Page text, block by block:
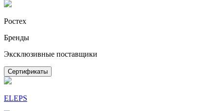
Ростех
Бренды
Эксклюзивные поставщики
Сертификаты
ELEPS